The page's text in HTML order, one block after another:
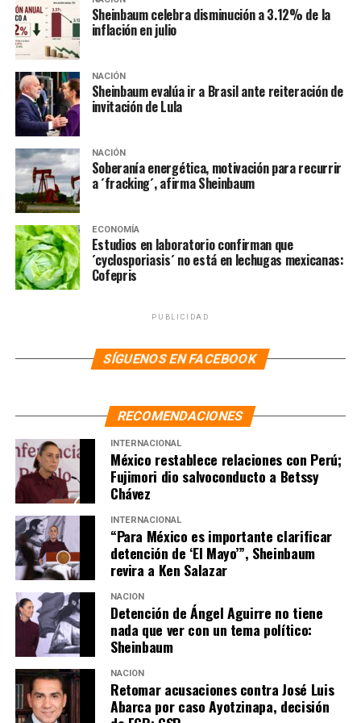
respuestas.
NOTAS RELACIONADAS:
SIGUIENTE
Morena ve trasfondo político en acusaciones contra
Rocha; “si hay pruebas, deberá responder”
EU presiona a México actuar con rapidez en la frontera
Sheinbaum celebra disminución a 3.12% de la
inflación en julio
NACIÓN
Sheinbaum evalúa ir a Brasil ante reiteración de
invitación de Lula
NACIÓN
Soberanía energética, motivación para recurrir
a ´fracking´, afirma Sheinbaum
ECONOMÍA
Estudios en laboratorio confirman que
´cyclosporiasis´ no está en lechugas mexicanas:
Cofepris
PUBLICIDAD
SÍGUENOS EN FACEBOOK
RECOMENDACIONES
INTERNACIONAL
México restablece relaciones con Perú;
Fujimori dio salvoconducto a Betssy
Chávez
INTERNACIONAL
“Para México es importante clarificar
detención de ‘El Mayo’”, Sheinbaum
revira a Ken Salazar
NACIÓN
Detención de Ángel Aguirre no tiene
nada que ver con un tema político:
Sheinbaum
NACIÓN
Retomar acusaciones contra José Luis
Abarca por caso Ayotzinapa, decisión